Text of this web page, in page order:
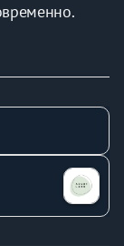
с
НПЗ
локомотивное